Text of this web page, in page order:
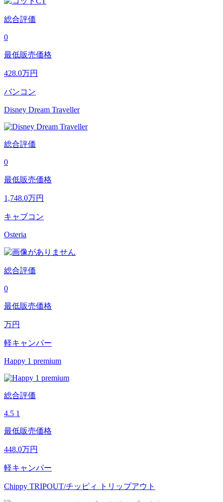
総合評価
0
最低販売価格
428.0万円
バンコン
Disney Dream Traveller
総合評価
0
最低販売価格
1,748.0万円
キャブコン
Osteria
総合評価
0
最低販売価格
万円
軽キャンパー
Happy 1 premium
総合評価
4.5 1
最低販売価格
448.0万円
軽キャンパー
Chippy TRIPOUT/チッピィ トリップアウト